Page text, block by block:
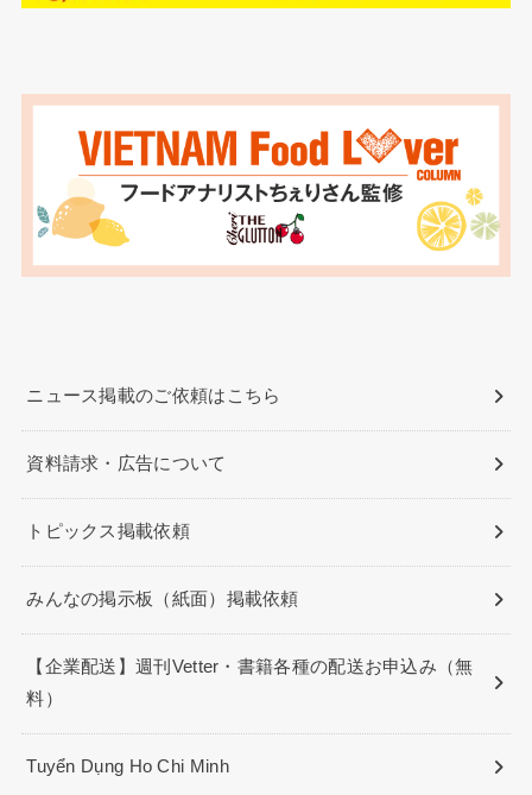
ニュース掲載のご依頼はこちら
資料請求・広告について
トピックス掲載依頼
みんなの掲示板（紙面）掲載依頼
【企業配送】週刊Vetter・書籍各種の配送お申込み（無
料）
Tuyển Dụng Ho Chi Minh